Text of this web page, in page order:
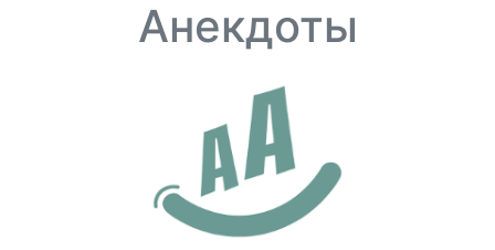
Анекдоты